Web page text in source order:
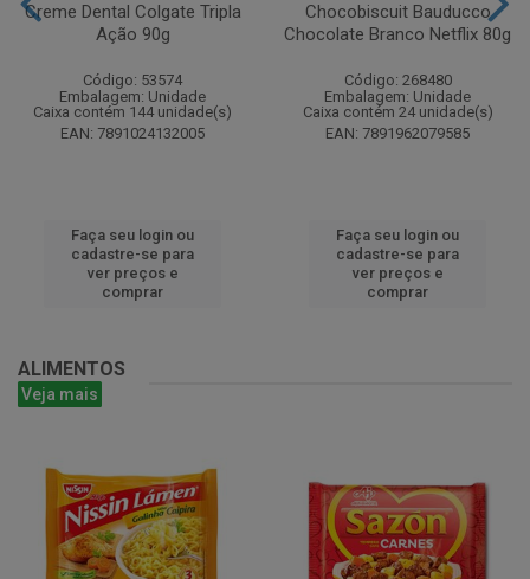
Creme Dental Colgate Tripla
Ação 90g
Código: 53574
Embalagem: Unidade
Caixa contém 144 unidade(s)
EAN: 7891024132005
Faça seu login ou
cadastre-se para
ver preços e
comprar
Chocobiscuit Bauducco
Chocolate Branco Netflix 80g
Código: 268480
Embalagem: Unidade
Caixa contém 24 unidade(s)
EAN: 7891962079585
Faça seu login ou
cadastre-se para
ver preços e
comprar
ALIMENTOS
Veja mais